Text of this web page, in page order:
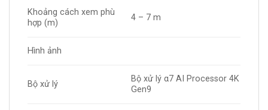
Khoảng cách xem phù
hợp (m)
4 – 7 m
Hình ảnh
Bộ xử lý
Bộ xử lý α7 AI Processor 4K
Gen9